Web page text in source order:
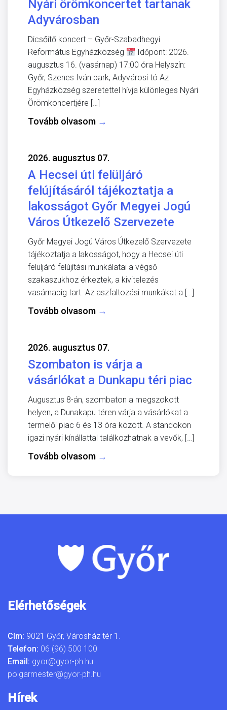
Nyári örömkoncertet tartanak
Adyvárosban
Dicsőítő koncert – Győr-Szabadhegyi
Református Egyházközség
Időpont: 2026.
augusztus 16. (vasárnap) 17:00 óra Helyszín:
Győr, Szenes Iván park, Adyvárosi tó Az
Egyházközség szeretettel hívja különleges Nyári
Örömkoncertjére […]
Tovább olvasom →
2026. augusztus 07.
A Hecsei úti felüljáró
felújításáról tájékoztatja a
lakosságot Győr Megyei Jogú
Város Útkezelő Szervezete
Győr Megyei Jogú Város Útkezelő Szervezete
tájékoztatja a lakosságot, hogy a Hecsei úti
felüljáró felújítási munkálatai a végső
szakaszukhoz érkeztek, a kivitelezés
vasárnapig tart. Az aszfaltozási munkákat a […]
Tovább olvasom →
2026. augusztus 07.
Szombaton is várja a
vásárlókat a Dunkapu téri piac
Augusztus 8-án, szombaton a megszokott
helyen, a Dunakapu téren várja a vásárlókat a
termelői piac 6 és 13 óra között. A standokon
igazi nyári kínállattal találkozhatnak a vevők, […]
Tovább olvasom →
Elérhetőségek
Cím: 9021 Győr, Városház tér 1.
Telefon: 06 (96) 500 100
Email: gyor@gyor-ph.hu
polgarmester@gyor-ph.hu
Hírek